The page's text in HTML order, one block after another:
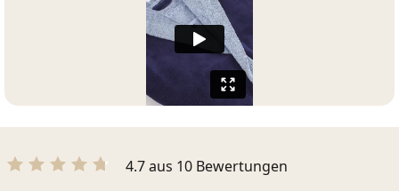
4.7 aus 10 Bewertungen